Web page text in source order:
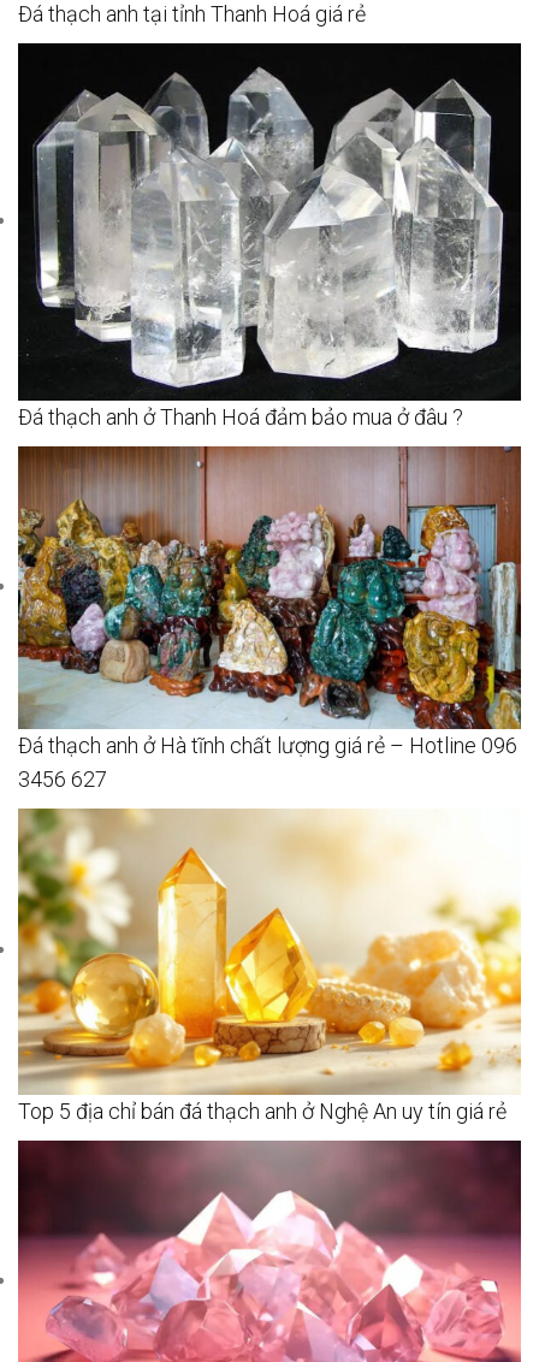
Đá thạch anh tại tỉnh Thanh Hoá giá rẻ
Đá thạch anh ở Thanh Hoá đảm bảo mua ở đâu ?
Đá thạch anh ở Hà tĩnh chất lượng giá rẻ – Hotline 096
3456 627
Top 5 địa chỉ bán đá thạch anh ở Nghệ An uy tín giá rẻ